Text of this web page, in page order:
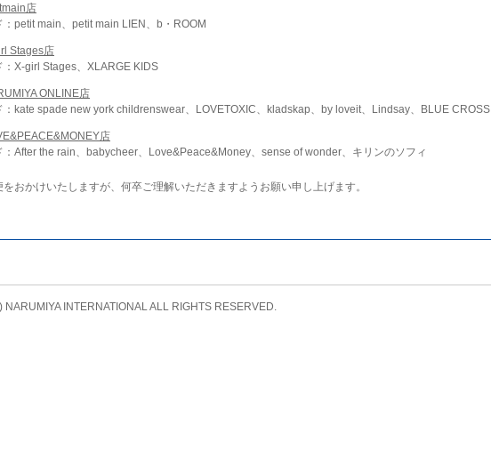
店
：petit main、petit main LIEN、b・ROOM
Stages店
：X-girl Stages、XLARGE KIDS
ONLINE店
：kate spade new york childrenswear、LOVETOXIC、kladskap、by loveit、Lindsay、BLUE CROSS
店
：After the rain、babycheer、Love&Peace&Money、sense of wonder、キリンのソフィ
おかけいたしますが、何卒ご理解いただきますようお願い申し上げます。